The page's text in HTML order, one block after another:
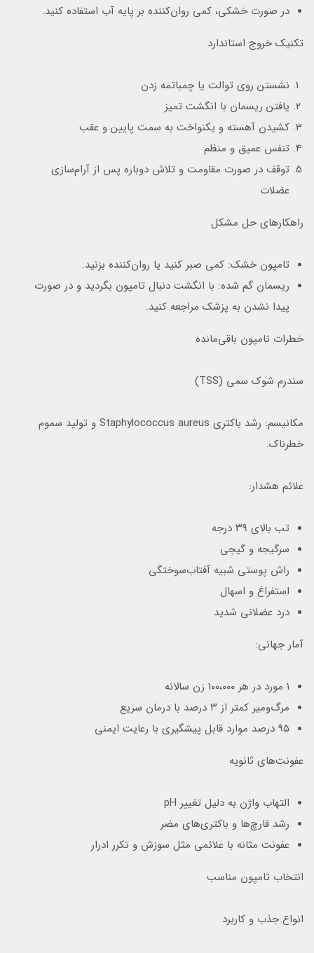
در صورت خشکی، کمی روان‌کننده بر پایه آب استفاده کنید.
تکنیک خروج استاندارد
نشستن روی توالت یا چمباتمه زدن
یافتن ریسمان با انگشت تمیز
کشیدن آهسته و یکنواخت به سمت پایین و عقب
تنفس عمیق و منظم
توقف در صورت مقاومت و تلاش دوباره پس از آرام‌سازی
عضلات
راهکارهای حل مشکل
تامپون خشک: کمی صبر کنید یا روان‌کننده بزنید.
ریسمان گم شده: با انگشت دنبال تامپون بگردید و در صورت
پیدا نشدن به پزشک مراجعه کنید.
خطرات تامپون باقی‌مانده
سندرم شوک سمی (TSS)
مکانیسم: رشد باکتری Staphylococcus aureus و تولید سموم
خطرناک.
علائم هشدار:
تب بالای ۳۹ درجه
سرگیجه و گیجی
راش پوستی شبیه آفتاب‌سوختگی
استفراغ و اسهال
درد عضلانی شدید
آمار جهانی:
۱ مورد در هر ۱۰۰،۰۰۰ زن سالانه
مرگ‌ومیر کمتر از ۳ درصد با درمان سریع
۹۵ درصد موارد قابل پیشگیری با رعایت ایمنی
عفونت‌های ثانویه
التهاب واژن به دلیل تغییر pH
رشد قارچ‌ها و باکتری‌های مضر
عفونت مثانه با علائمی مثل سوزش و تکرر ادرار
انتخاب تامپون مناسب
انواع جذب و کاربرد